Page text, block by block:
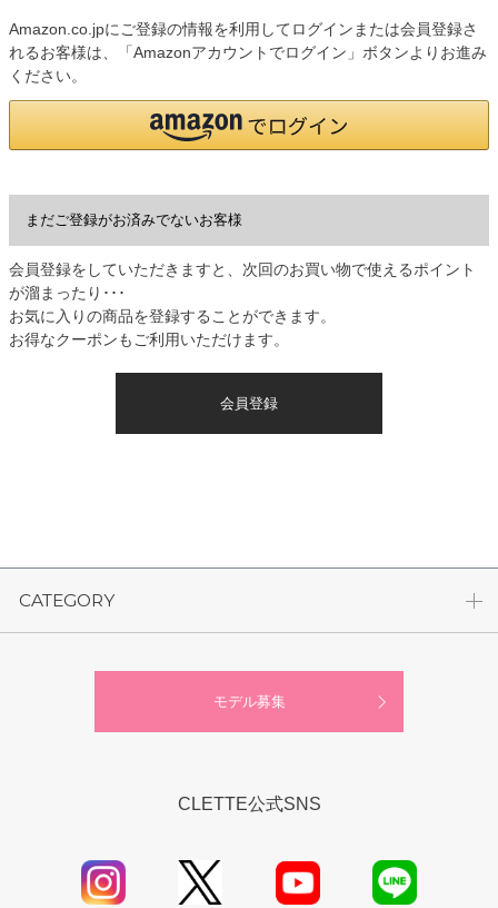
Amazon.co.jpにご登録の情報を利用してログインまたは会員登録さ
れるお客様は、「Amazonアカウントでログイン」ボタンよりお進み
ください。
まだご登録がお済みでないお客様
会員登録をしていただきますと、次回のお買い物で使えるポイント
が溜まったり･･･
お気に入りの商品を登録することができます。
お得なクーポンもご利用いただけます。
会員登録
CATEGORY
モデル募集
CLETTE公式SNS